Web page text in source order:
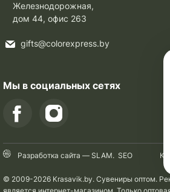
Железнодорожная,
дом 44, офис 263
gifts@colorexpress.by
Мы в социальных сетях
© 2009-2026 Krasavik.by. Сувениры оптом.
Разработка сайта — SLAM. SEO